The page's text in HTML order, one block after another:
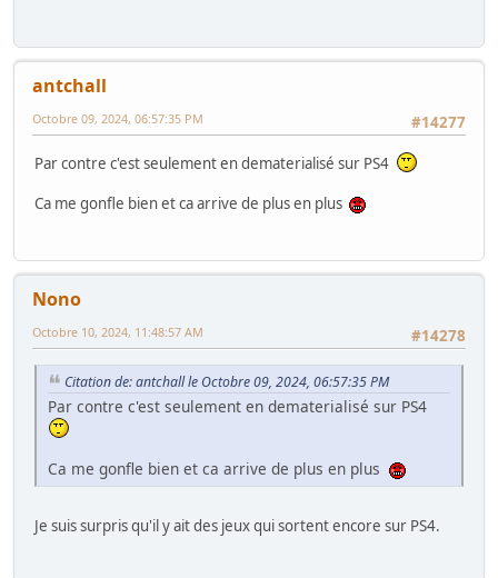
antchall
#14277
Octobre 09, 2024, 06:57:35 PM
Par contre c'est seulement en dematerialisé sur PS4
Ca me gonfle bien et ca arrive de plus en plus
Nono
#14278
Octobre 10, 2024, 11:48:57 AM
Citation de: antchall le Octobre 09, 2024, 06:57:35 PM
Par contre c'est seulement en dematerialisé sur PS4
Ca me gonfle bien et ca arrive de plus en plus
Je suis surpris qu'il y ait des jeux qui sortent encore sur PS4.